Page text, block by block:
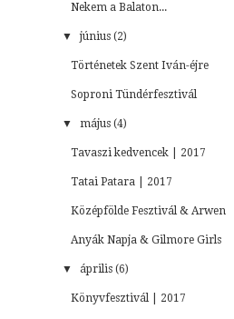
Nekem a Balaton...
▼ június (2)
Történetek Szent Iván-éjre
Soproni Tündérfesztivál
▼ május (4)
Tavaszi kedvencek | 2017
Tatai Patara | 2017
Középfölde Fesztivál & Arwen
Anyák Napja & Gilmore Girls
▼ április (6)
Könyvfesztivál | 2017